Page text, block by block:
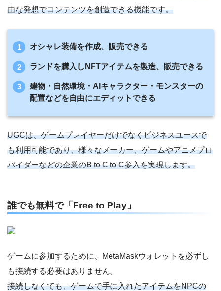
由な発想でコンテンツを創造できる機能です。
オシャレ装備を作成、販売できる
ランドを購入しNFTアイテムを製造、販売できる
建物・自然環境・AIキャラクター・モンスターの
配置などを自由にエディットできる
UGCは、ゲームプレイヤーだけでなくビジネスユースで
も利用可能であり、様々なメーカー、ゲームやアニメプロ
バイダーなどの企業のB to C to C参入を実現します。
誰でも無料で「Free to Play」
ゲームに参加するために、MetaMaskウォレットを必ずし
も接続する必要はありません。
接続しなくても、ゲームで手に入れたアイテムをNPCの